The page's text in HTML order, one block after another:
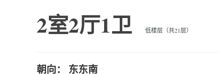
2室2厅1卫 低楼层（共21层）
朝向： 东东南